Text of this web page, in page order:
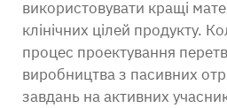
використовувати кращі
клінічних цілей продукту.
процес проектування
виробництва з пасивних
завдань на активних